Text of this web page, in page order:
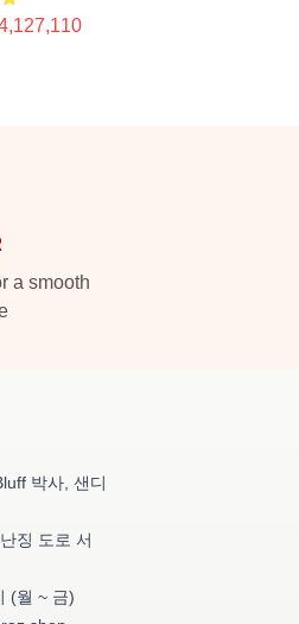
a smooth
박사, 샌디
징 도로 서
(월 ~ 금)